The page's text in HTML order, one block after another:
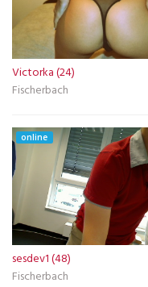
Victorka (24)
Fischerbach
online
sesdev1 (48)
Fischerbach